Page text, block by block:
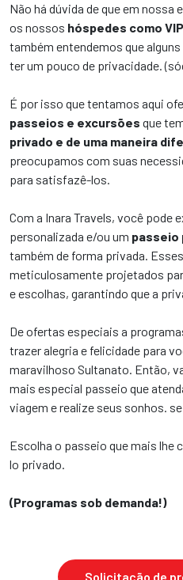
Não há dúvida de que em
os nossos hóspedes como
também entendemos que
ter um pouco de privacidade.
É por isso que tentamos aqui
passeios e excursões que
privado e de uma maneira
preocupamos com suas
para satisfazê-los.
Com a Inara Travels, você pode
personalizada e/ou um passeio
também de forma privada.
meticulosamente projetados
e escolhas, garantindo que a
De ofertas especiais a
trazer alegria e felicidade para
maravilhoso Sultanato. Então,
mais especial passeio que
viagem e realize seus sonhos.
Escolha o passeio que mais lhe
lo privado.
(Programas sob demanda!)
Solicitação de